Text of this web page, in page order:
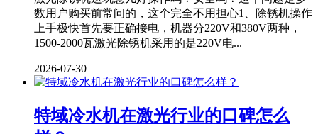
数用户购买前常问的，这个完全不用担心1、除锈机操作
上手极快首先要正确接电，机器分220V和380V两种，
1500-2000瓦激光除锈机采用的是220V电...
2026-07-30
特域冷水机在激光行业的口碑怎么